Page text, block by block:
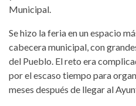
Municipal.
Se hizo la feria en un espacio
cabecera municipal, con
del Pueblo. El reto era
por el escaso tiempo para
meses después de llegar al